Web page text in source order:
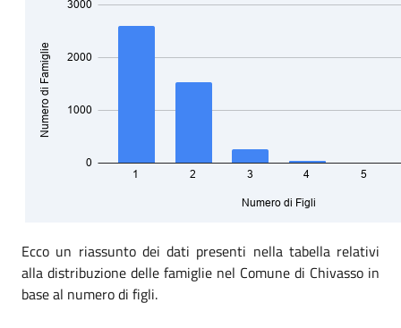
Ecco un riassunto dei dati presenti nella tabella relativi
alla distribuzione delle famiglie nel Comune di Chivasso in
base al numero di figli.